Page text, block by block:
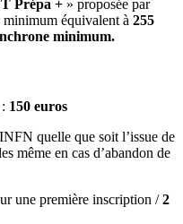
Prépa + » proposée par
équivalent à 255
minimum.
: 150 euros
quelle que soit l’issue de
même en cas d’abandon de
une première inscription /2